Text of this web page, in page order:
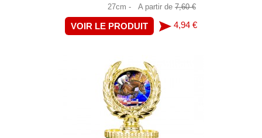
27cm - A partir de 7,60 €
VOIR LE PRODUIT 4,94 €